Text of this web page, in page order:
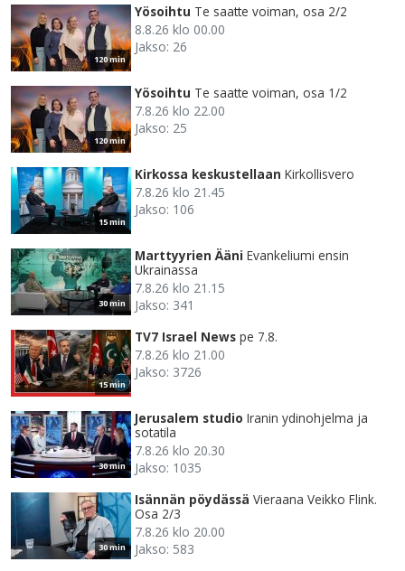
120 min
Yösoihtu Te saatte voiman, osa 2/2
8.8.26 klo 00.00
Jakso: 26
120 min
Yösoihtu Te saatte voiman, osa 1/2
7.8.26 klo 22.00
Jakso: 25
15 min
Kirkossa keskustellaan Kirkollisvero
7.8.26 klo 21.45
Jakso: 106
30 min
Marttyyrien Ääni Evankeliumi ensin
Ukrainassa
7.8.26 klo 21.15
Jakso: 341
15 min
TV7 Israel News pe 7.8.
7.8.26 klo 21.00
Jakso: 3726
30 min
Jerusalem studio Iranin ydinohjelma ja
sotatila
7.8.26 klo 20.30
Jakso: 1035
30 min
Isännän pöydässä Vieraana Veikko Flink.
Osa 2/3
7.8.26 klo 20.00
Jakso: 583